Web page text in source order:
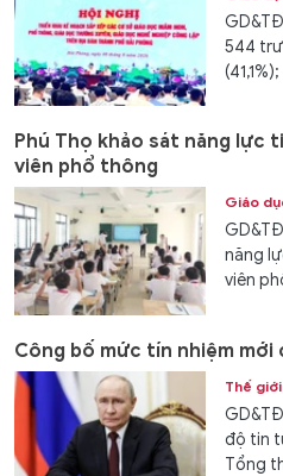
544
Phú Thọ khảo sát năng lực
viên phổ thông
Giáo
năng
viên
Công bố mức tín nhiệm
Thế giới
độ tin
Tổng